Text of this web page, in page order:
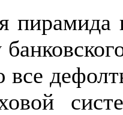
пирамида
все